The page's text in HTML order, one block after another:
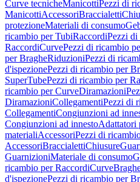
Curve tecnicheManicottiPezzi di
ManicottiAccessoriBraccialetti
protezioneMateriali di consumo
ricambio per TubiRaccordiPezzi di
RaccordiCurvePezzi di ricambio
per BragheRiduzioniPezzi di
d'ispezionePezzi di ricambio per
SuperTubePezzi di ricambio per
ricambio per CurveDiramazioni
DiramazioniCollegamentiPezzi di
CollegamentiCongiunzioni ad
Congiunzioni ad innestoAdattatori
materialiAccessoriPezzi di
AccessoriBraccialettiChiusure
GuarnizioniMateriale di consumo
ricambio per RaccordiCurve
d'ispezionePezzi di ricambio per